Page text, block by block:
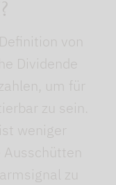
von
Dividende
um für
zu sein.
weniger
zu